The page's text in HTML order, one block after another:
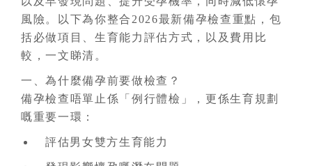
風險。以下為你整合2026最新備孕檢查重點，包
括必做項目、生育能力評估方式，以及費用比
較，一文睇清。
一、為什麼備孕前要做檢查？
備孕檢查唔單止係「例行體檢」，更係生育規劃
嘅重要一環：
評估男女雙方生育能力